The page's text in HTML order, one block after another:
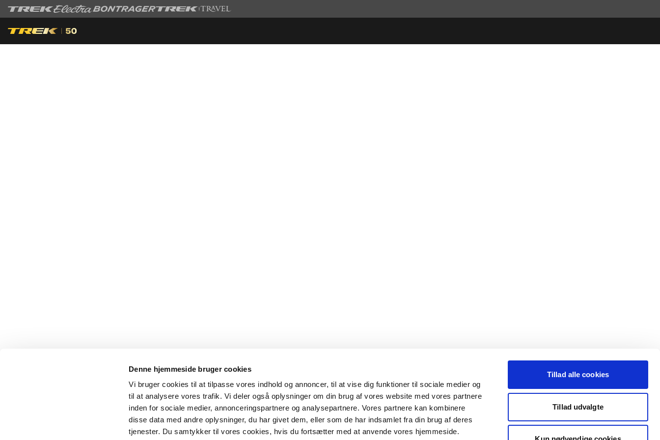
Denne hjemmeside bruger cookies
Vi bruger cookies til at tilpasse vores indhold og annoncer, til at vise dig funktioner til sociale medier og
til at analysere vores trafik. Vi deler også oplysninger om din brug af vores website med vores partnere
inden for sociale medier, annonceringspartnere og analysepartnere. Vores partnere kan kombinere
disse data med andre oplysninger, du har givet dem, eller som de har indsamlet fra din brug af deres
tjenester. Du samtykker til vores cookies, hvis du fortsætter med at anvende vores hjemmeside.
Tillad alle cookies
Tillad udvalgte